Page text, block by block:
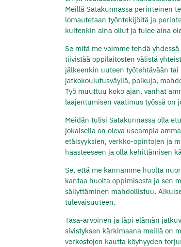
Meillä Satakunnassa perinteinen
lomautetaan työntekijöitä ja
kuitenkin aina ollut ja tulee aina
Se mitä me voimme tehdä
tiivistää oppilaitosten välistä
jälkeenkin uuteen työtehtävään
jatkokoulutusväyliä, polkuja,
Työ muuttuu koko ajan, vanhat
laajentumisen vaatimus työssä on
Meidän tulisi Satakunnassa olla
jokaisella on oleva useampia
etäisyyksien, verkko-opintojen ja
haasteeseen ja olla kehittämisen
Se, että me kannamme huolta
kantaa huolta oppimisesta ja sen
säilyttäminen mahdollistuu.
tulevaisuuteen.
Tasa-arvoinen ja läpi elämän
sivistyksen kärkimaana meillä on
verkostojen kautta köyhyyden